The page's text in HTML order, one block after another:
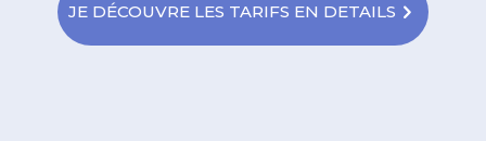
JE DÉCOUVRE LES TARIFS EN DETAILS